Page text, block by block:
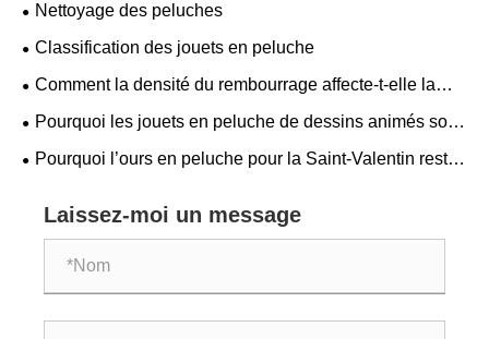
Nettoyage des peluches
Classification des jouets en peluche
Comment la densité du rembourrage affecte-t-elle la
douceur et la rétention de forme des jouets en peluche ?
Pourquoi les jouets en peluche de dessins animés sont-
ils plus importants en hiver ?
Pourquoi l’ours en peluche pour la Saint-Valentin reste-
Laissez-moi un message